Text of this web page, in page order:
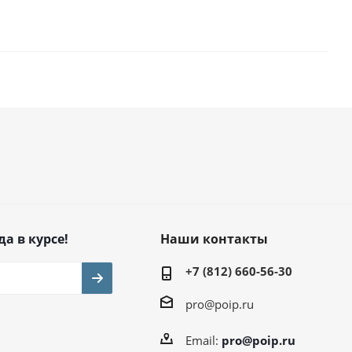
в курсе! Наши контакты
+7 (812) 660-56-30
pro@poip.ru
Email: pro@poip.ru